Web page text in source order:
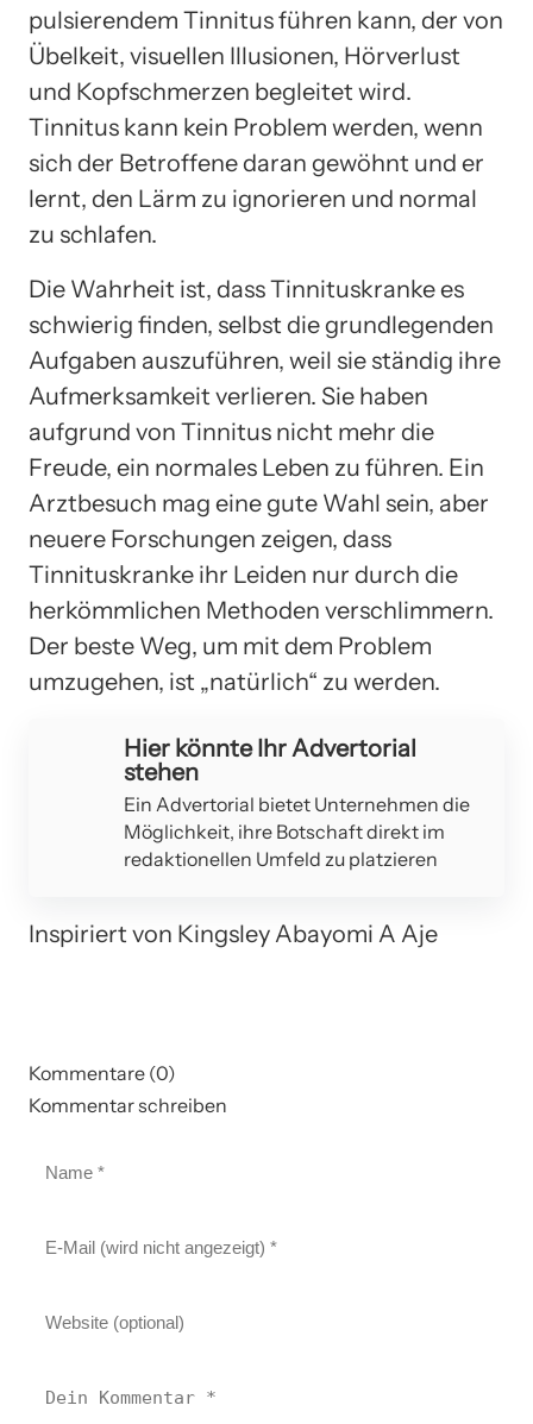
pulsierendem Tinnitus führen kann, der von
Übelkeit, visuellen Illusionen, Hörverlust
und Kopfschmerzen begleitet wird.
Tinnitus kann kein Problem werden, wenn
sich der Betroffene daran gewöhnt und er
lernt, den Lärm zu ignorieren und normal
zu schlafen.
Die Wahrheit ist, dass Tinnituskranke es
schwierig finden, selbst die grundlegenden
Aufgaben auszuführen, weil sie ständig ihre
Aufmerksamkeit verlieren. Sie haben
aufgrund von Tinnitus nicht mehr die
Freude, ein normales Leben zu führen. Ein
Arztbesuch mag eine gute Wahl sein, aber
neuere Forschungen zeigen, dass
Tinnituskranke ihr Leiden nur durch die
herkömmlichen Methoden verschlimmern.
Der beste Weg, um mit dem Problem
umzugehen, ist „natürlich“ zu werden.
Hier könnte Ihr Advertorial
stehen
Ein Advertorial bietet Unternehmen die
Möglichkeit, ihre Botschaft direkt im
redaktionellen Umfeld zu platzieren
Inspiriert von Kingsley Abayomi A Aje
Kommentare (0)
Kommentar schreiben